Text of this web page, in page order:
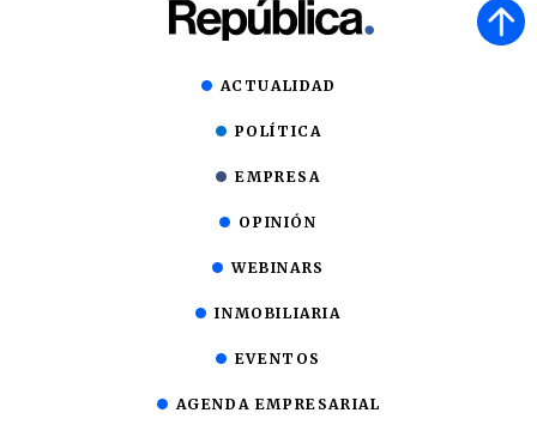
ACTUALIDAD
POLÍTICA
EMPRESA
OPINIÓN
WEBINARS
INMOBILIARIA
EVENTOS
AGENDA EMPRESARIAL